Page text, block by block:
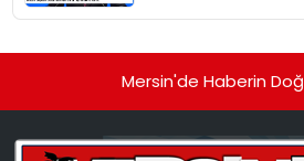
Mersin'de Haberin